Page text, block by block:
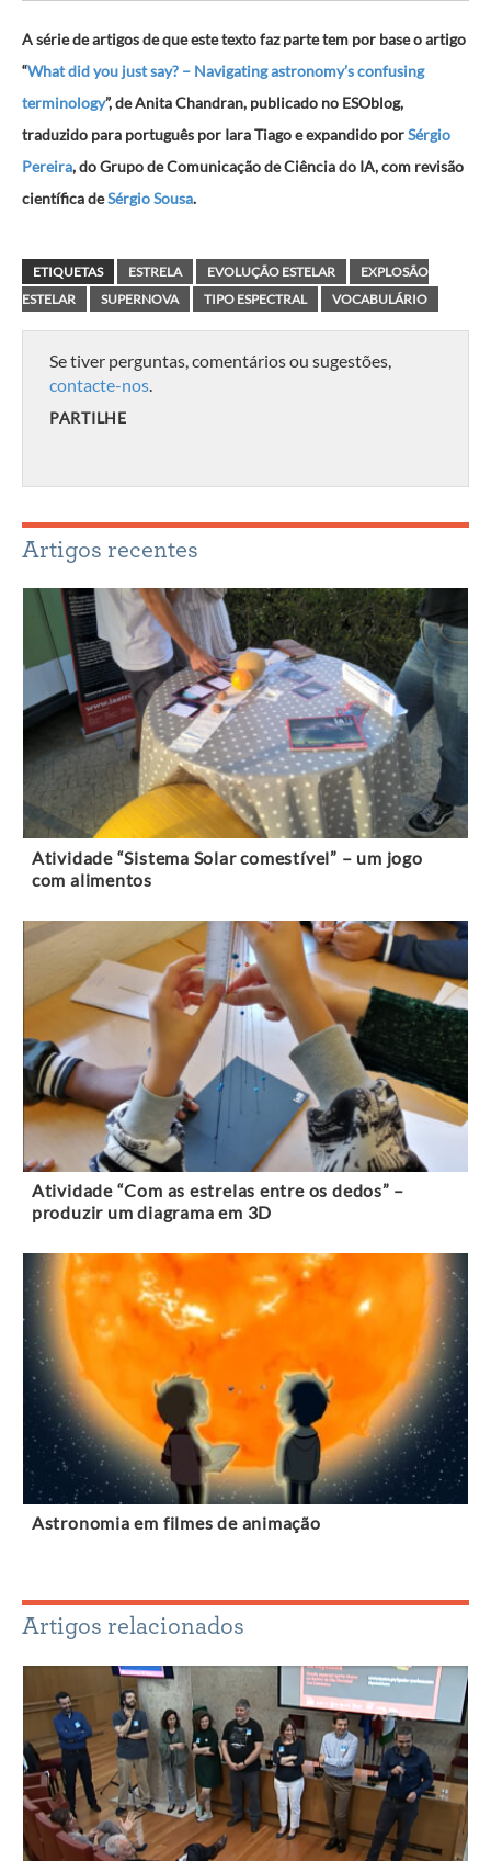
A série de artigos de que este texto faz parte tem por base o artigo
“What did you just say? – Navigating astronomy’s confusing
terminology”, de Anita Chandran, publicado no ESOblog,
traduzido para português por Iara Tiago e expandido porSérgio
Pereira, do Grupo de Comunicação de Ciência do IA, com revisão
científica deSérgio Sousa.
ETIQUETAS ESTRELA EVOLUÇÃO ESTELAR
EXPLOSÃO
ESTELAR
SUPERNOVA TIPO ESPECTRAL VOCABULÁRIO
Se tiver perguntas, comentários ou sugestões,
contacte-nos.
PARTILHE
Artigos recentes
Atividade “Sistema Solar comestível” – um jogo
com alimentos
Atividade “Com as estrelas entre os dedos” –
produzir um diagrama em 3D
Astronomia em filmes de animação
Artigos relacionados